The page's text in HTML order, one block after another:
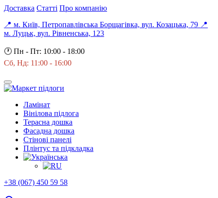
Доставка Статті Про компанію
📍 м. Київ, Петропавлівська Борщагівка, вул. Козацька, 79 📍
м. Луцьк, вул. Рівненська, 123
🕐 Пн - Пт: 10:00 - 18:00
Сб, Нд: 11:00 - 16:00
Ламінат
Вінілова підлога
Терасна дошка
Фасадна дошка
Стінові панелі
Плінтус та підкладка
+38 (067) 450 59 58